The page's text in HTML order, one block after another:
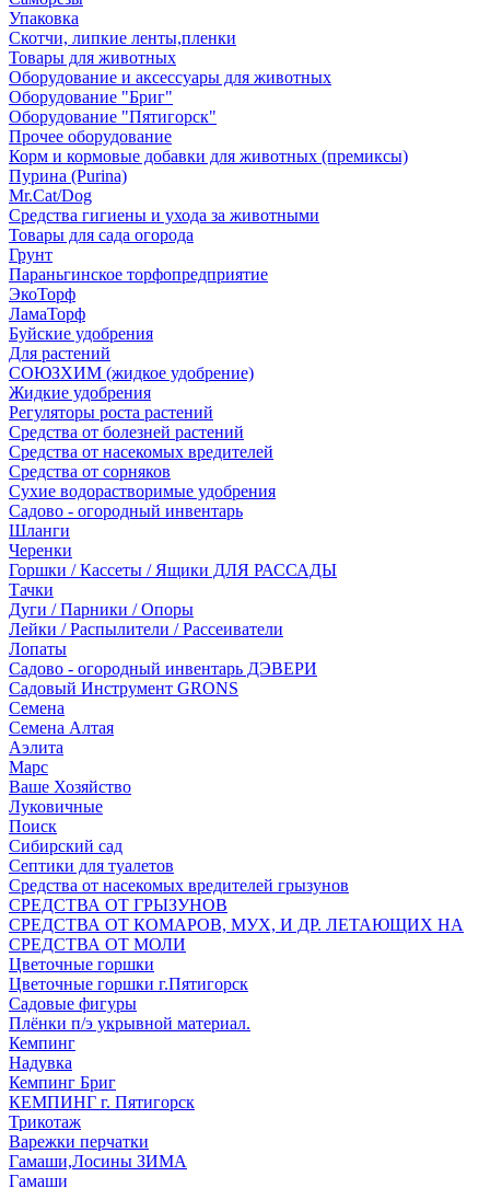
Упаковка
Скотчи, липкие ленты,пленки
Товары для животных
Оборудование и аксессуары для животных
Оборудование "Бриг"
Оборудование "Пятигорск"
Прочее оборудование
Корм и кормовые добавки для животных (премиксы)
Пурина (Purina)
Mr.Cat/Dog
Средства гигиены и ухода за животными
Товары для сада огорода
Грунт
Параньгинское торфопредприятие
ЭкоТорф
ЛамаТорф
Буйские удобрения
Для растений
СОЮЗХИМ (жидкое удобрение)
Жидкие удобрения
Регуляторы роста растений
Средства от болезней растений
Средства от насекомых вредителей
Средства от сорняков
Сухие водорастворимые удобрения
Садово - огородный инвентарь
Шланги
Черенки
Горшки / Кассеты / Ящики ДЛЯ РАССАДЫ
Тачки
Дуги / Парники / Опоры
Лейки / Распылители / Рассеиватели
Лопаты
Садово - огородный инвентарь ДЭВЕРИ
Садовый Инструмент GRONS
Семена
Семена Алтая
Аэлита
Марс
Ваше Хозяйство
Луковичные
Поиск
Сибирский сад
Септики для туалетов
Средства от насекомых вредителей грызунов
СPEДСТВА ОТ ГРЫЗУНОВ
СРЕДСТВА ОТ КОМАРОВ, МУХ, И ДР. ЛЕТАЮЩИХ НА
СРЕДСТВА ОТ МОЛИ
Цветочные горшки
Цветочные горшки г.Пятигорск
Садовые фигуры
Плёнки п/э укрывной материал.
Кемпинг
Надувка
Кемпинг Бриг
КЕМПИНГ г. Пятигорск
Трикотаж
Варежки перчатки
Гамаши,Лосины ЗИМА
Гамаши